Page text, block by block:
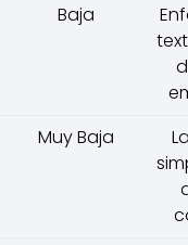
Baja
Muy Baja